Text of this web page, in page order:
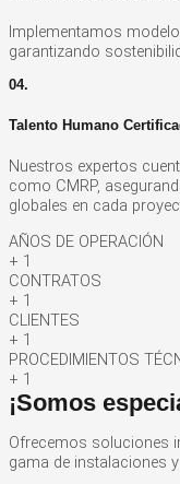
Implementamos
garantizando
04.
Talento Humano
Nuestros expertos
como CMRP,
globales en cada
AÑOS DE OPERACIÓN
+ 1
CONTRATOS
+ 1
CLIENTES
+ 1
PROCEDIMIENTOS
+ 1
¡Somos
Ofrecemos soluciones
gama de instalaciones